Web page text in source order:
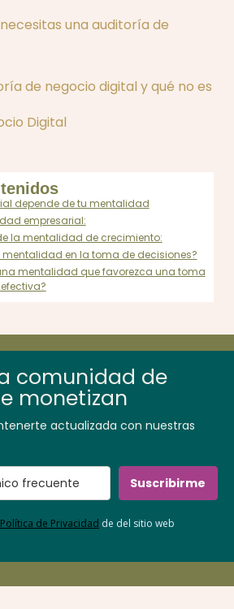
una auditoría de
de negocio digital y qué no es
Digital
depende de tu mentalidad
empresarial:
la mentalidad de crecimiento:
mentalidad en la toma de decisiones?
mentalidad que favorezca una toma
comunidad de
monetizan
actualizada con nuestras
Suscribirme
Política de Privacidad de del sitio web